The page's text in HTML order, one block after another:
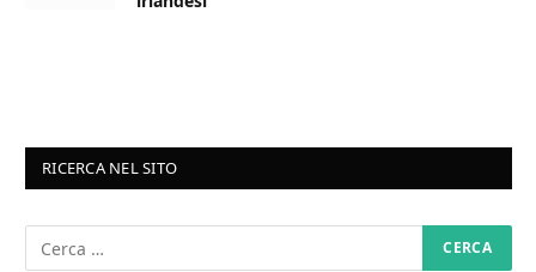
RICERCA NEL SITO